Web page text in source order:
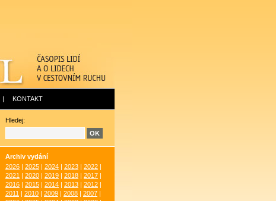
| KONTAKT
Hledej:
Archiv vydání
2026
2025 2024 2023 2022
2021
2020 2019 2018 2017
2016
2015 2014 2013 2012
2011
2010 2009 2008 2007